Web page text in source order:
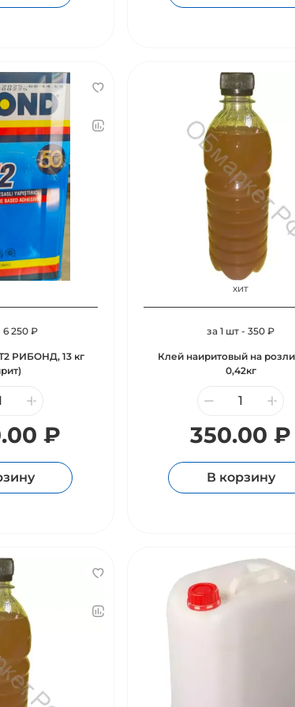
6 250 ₽
РИБОНД, 13 кг
₽
хит
за 1 шт - 350 ₽
Клей наиритовый на
0,42кг
350.00 ₽
В корзину